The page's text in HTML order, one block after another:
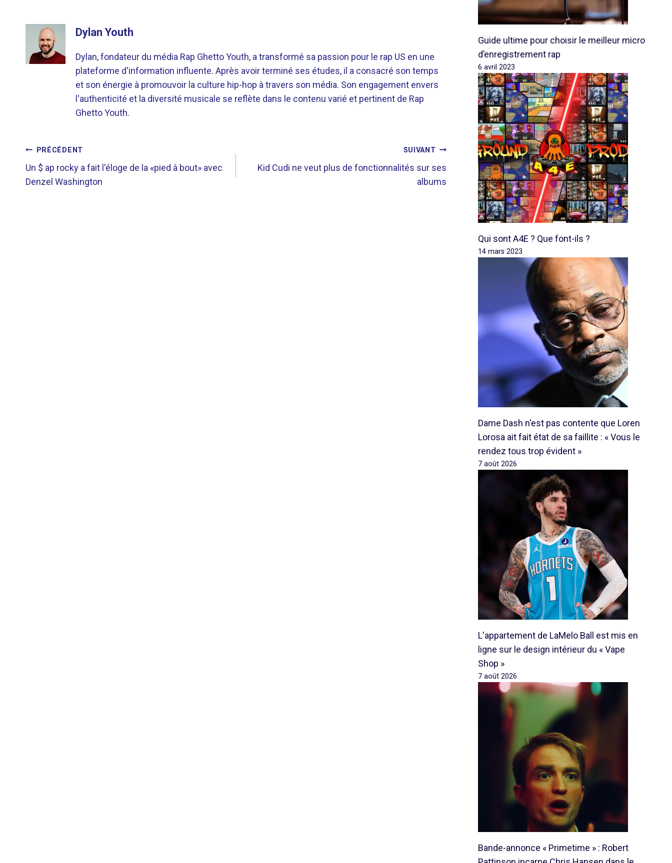
Dylan Youth
Dylan, fondateur du média Rap Ghetto Youth, a transformé sa passion pour le rap US en une
plateforme d'information influente. Après avoir terminé ses études, il a consacré son temps
et son énergie à promouvoir la culture hip-hop à travers son média. Son engagement envers
l'authenticité et la diversité musicale se reflète dans le contenu varié et pertinent de Rap
Ghetto Youth.
NAVIGATION
DE
PRÉCÉDENT
Un $ ap rocky a fait l'éloge de la «pied à bout» avec
Denzel Washington
SUIVANT
Kid Cudi ne veut plus de fonctionnalités sur ses
albums
Guide ultime pour choisir le meilleur micro
d’enregistrement rap
6 avril 2023
Qui sont A4E ? Que font-ils ?
14 mars 2023
Dame Dash n'est pas contente que Loren
Lorosa ait fait état de sa faillite : « Vous le
rendez tous trop évident »
7 août 2026
L'appartement de LaMelo Ball est mis en
ligne sur le design intérieur du « Vape
Shop »
7 août 2026
Bande-annonce « Primetime » : Robert